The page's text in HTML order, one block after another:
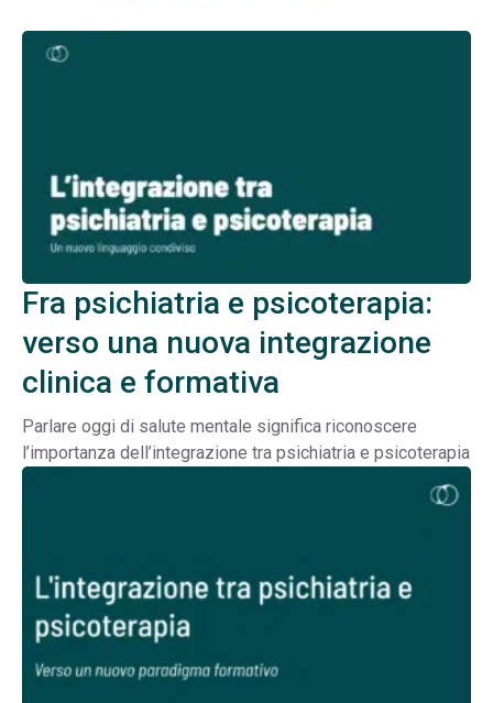
Fra psichiatria e psicoterapia:
verso una nuova integrazione
clinica e formativa
Parlare oggi di salute mentale significa riconoscere
l’importanza dell’integrazione tra psichiatria e psicoterapia